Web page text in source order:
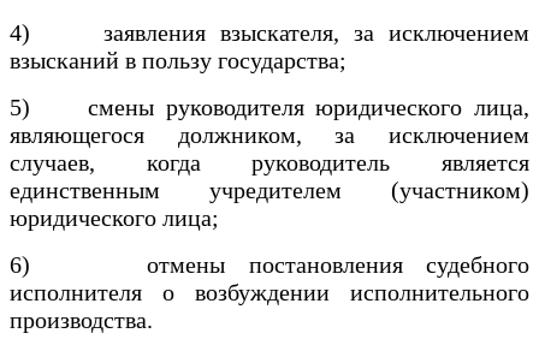
4) заявления взыскателя, за исключением
взысканий в пользу государства;
5) смены руководителя юридического лица,
являющегося должником, за исключением
случаев, когда руководитель является
единственным учредителем (участником)
юридического лица;
6) отмены постановления судебного
исполнителя о возбуждении исполнительного
производства.